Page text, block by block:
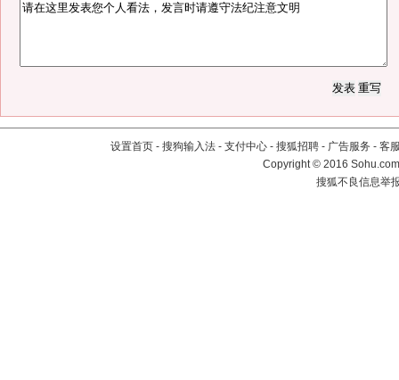
设置首页 - 搜狗输入法 - 支付中心 - 搜狐招聘 - 广告服务 - 客
Copyright©2016
搜狐不良信息举